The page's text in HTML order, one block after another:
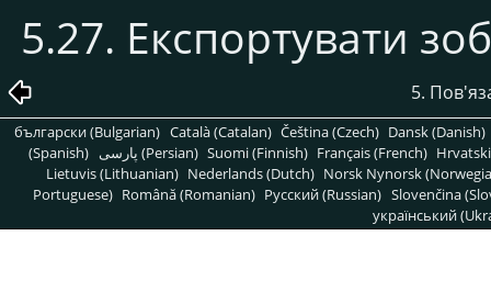
5.27. Експортувати
5.
български (Bulgarian) Català (Catalan) Čeština (Czech) Dansk (Danish)
(Spanish)
پارسی (Persian) Suomi (Finnish) Français (French)
Lietuvis (Lithuanian) Nederlands (Dutch) Norsk Nynorsk
Portuguese) Română (Romanian) Pусский (Russian) Slovenčina
український